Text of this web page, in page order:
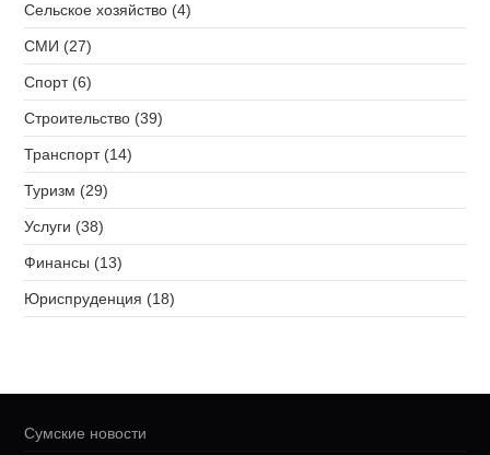
Сельское хозяйство (4)
СМИ (27)
Спорт (6)
Строительство (39)
Транспорт (14)
Туризм (29)
Услуги (38)
Финансы (13)
Юриспруденция (18)
Сумские новости